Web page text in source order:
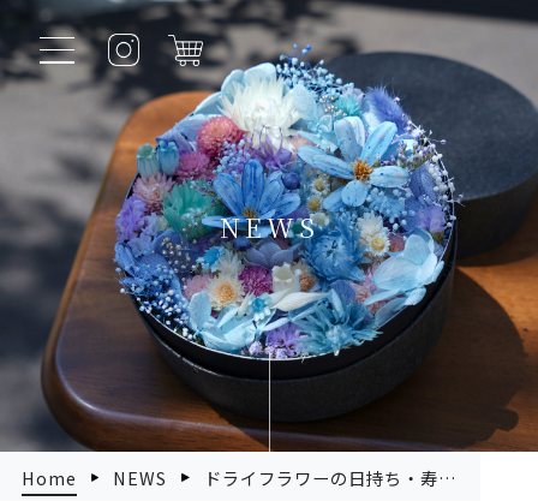
NEWS
Home NEWS ドライフラワーの日持ち・寿命はどれくらい？長持ちさせるコツや取り換えの合図をご紹介！